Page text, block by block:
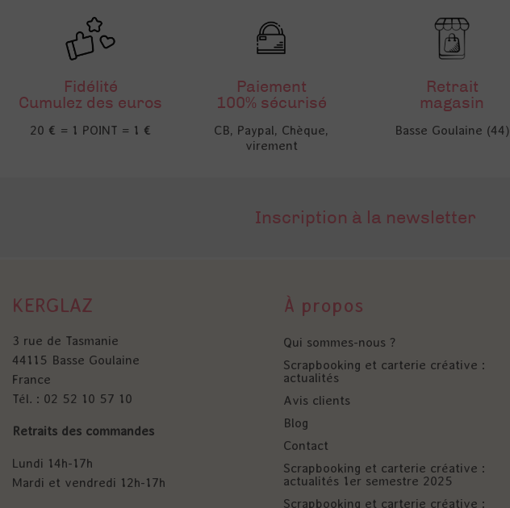
Fidélité
Cumulez des euros
20 € = 1 POINT = 1 €
Paiement
100% sécurisé
CB, Paypal, Chèque,
virement
Retrait
magasin
Basse Goulaine (44)
Inscription à la newsletter
KERGLAZ
3 rue de Tasmanie
44115 Basse Goulaine
France
Tél. : 02 52 10 57 10
Retraits des commandes
Lundi 14h-17h
Mardi et vendredi 12h-17h
À propos
Qui sommes-nous ?
Scrapbooking et carterie créative :
actualités
Avis clients
Blog
Contact
Scrapbooking et carterie créative :
actualités 1er semestre 2025
Scrapbooking et carterie créative :